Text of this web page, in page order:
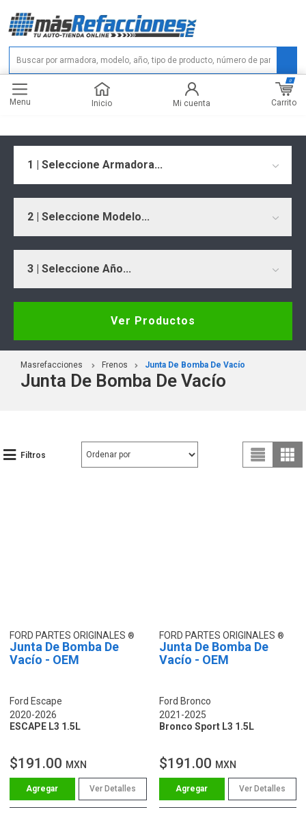
Menu Inicio Mi cuenta Carrito
0
1 | Seleccione Armadora...
2 | Seleccione Modelo...
3 | Seleccione Año...
Ver Productos
Masrefacciones Frenos Junta De Bomba De Vacío
Junta De Bomba De Vacío
Filtros
FORD PARTES ORIGINALES
Junta De Bomba De
Vacío - OEM
Ford Escape
2020-2026
ESCAPE L3 1.5L
$191.00 MXN
Ver Detalles
FORD PARTES ORIGINALES
Junta De Bomba De
Vacío - OEM
Ford Bronco
2021-2025
Bronco Sport L3 1.5L
$191.00 MXN
Ver Detalles